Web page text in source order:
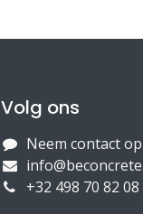
Volg ons
Neem contact
+32 498 70 82 08